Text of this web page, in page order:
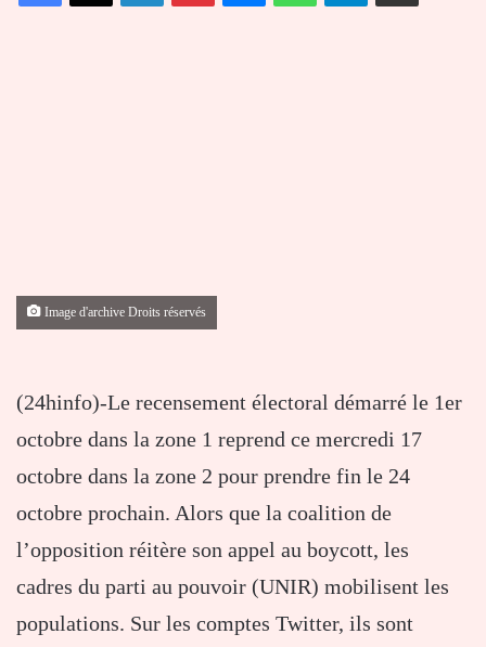
Image d'archive Droits réservés
(24hinfo)-Le recensement électoral démarré le 1er
octobre dans la zone 1 reprend ce mercredi 17
octobre dans la zone 2 pour prendre fin le 24
octobre prochain. Alors que la coalition de
l’opposition réitère son appel au boycott, les
cadres du parti au pouvoir (UNIR) mobilisent les
populations. Sur les comptes Twitter, ils sont